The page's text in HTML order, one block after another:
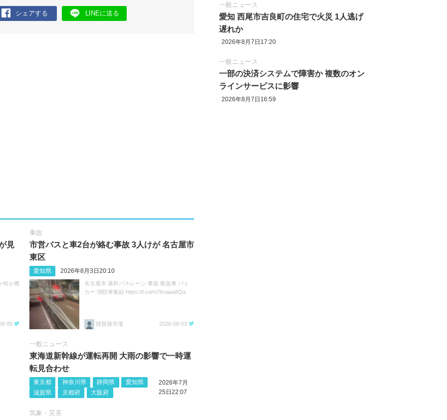
シェアする LINEに送る
見
何か燃
05
事故
市営バスと車2台が絡む事故 3人けが 名古屋市
東区
愛知県 2026年8月3日20:10
名古屋市 基幹バスレーン 事故 救急車 パト
カー 消防車集結 https://t.co/m7knaaa8Qa
雑賀孫市場 2026-08-03
一般ニュース
東海道新幹線が運転再開 大雨の影響で一時運
転見合わせ
東京都 神奈川県 静岡県
愛知県
滋賀県
京都府 大阪府
2026年7月
25日22:07
気象・災害
一般ニュース
愛知 西尾市吉良町の住宅で火災 1人逃げ
遅れか
2026年8月7日17:20
一般ニュース
一部の決済システムで障害か 複数のオン
ラインサービスに影響
2026年8月7日16:59